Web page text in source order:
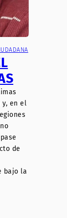
y, en el
de
bajo la